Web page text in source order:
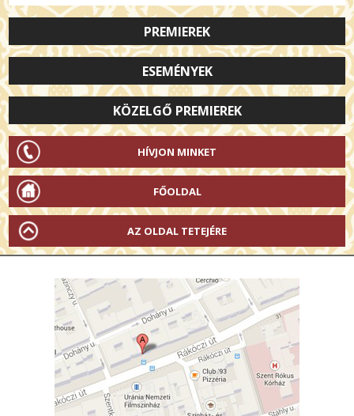
PREMIEREK
ESEMÉNYEK
KÖZELGŐ PREMIEREK
HÍVJON MINKET
FŐOLDAL
AZ OLDAL TETEJÉRE